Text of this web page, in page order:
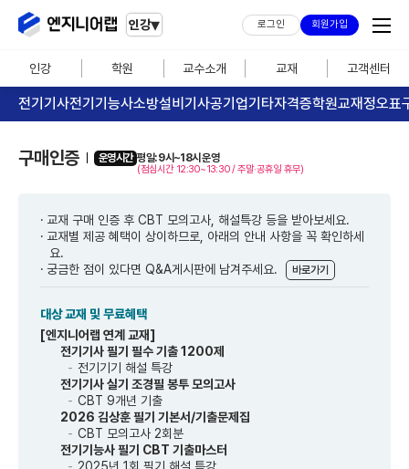
인강▾ 로그인 회원가입
인강 학원 교수소개 교재 고객센터
전기기사전기기능사소방설비기사공기업기타자격증학원교재정오표
구매인증 운영시간 평일: 9시~18시 운영
(점심시간 12:30~13:30 / 주말·공휴일 휴무)
교재 구매 인증 후 CBT 모의고사, 해설특강 등을 받아보세요.
교재별 제공 혜택이 상이하므로, 아래의 안내 사항을 꼭 확인하세
요.
궁금한 점이 있다면 Q&A게시판에 남겨주세요.
바로가기
대상 교재 및 무료혜택
[엔지니어랩 연계 교재]
전기기사 필기 필수 기출 1200제
전기기기 해설 특강
전기기사 실기 조경필 봉투 모의고사
CBT 9개년 기출
2026 김상훈 필기 기본서/기출문제집
CBT 모의고사 2회분
전기기능사 필기 CBT 기출마스터